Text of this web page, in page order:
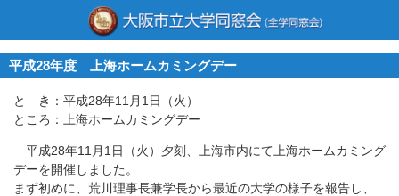
平成28年度 上海ホームカミングデー
と き：平成28年11月1日（火）
ところ：上海ホームカミングデー
平成28年11月1日（火）夕刻、上海市内にて上海ホームカミング
デーを開催しました。
まず初めに、荒川理事長兼学長から最近の大学の様子を報告し、